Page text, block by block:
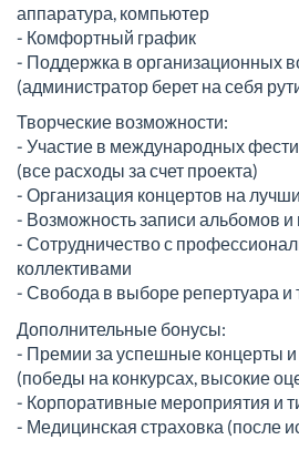
аппаратура, компьютер
- Комфортный график
- Поддержка в организационных
(администратор берет на себя
Творческие возможности:
- Участие в международных
(все расходы за счет проекта)
- Организация концертов на
- Возможность записи альбомов и
- Сотрудничество с
коллективами
- Свобода в выборе репертуара и
Дополнительные бонусы:
- Премии за успешные концерты
(победы на конкурсах, высокие
- Корпоративные мероприятия и
- Медицинская страховка (после